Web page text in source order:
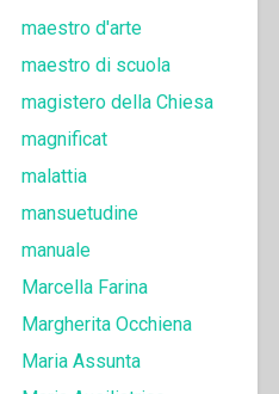
maestro d'arte
maestro di scuola
magistero della Chiesa
magnificat
malattia
mansuetudine
manuale
Marcella Farina
Margherita Occhiena
Maria Assunta